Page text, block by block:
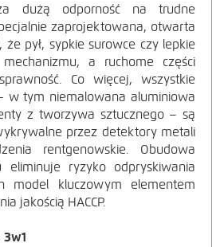
dużą odporność na trudne
zaprojektowana, otwarta
że pył, sypkie surowce czy lepkie
a ruchome części
Co więcej, wszystkie
w tym niemalowana aluminiowa
z tworzywa sztucznego – są
przez detektory metali
rentgenowskie. Obudowa
eliminuje ryzyko odpryskiwania
model kluczowym elementem
jakością HACCP.